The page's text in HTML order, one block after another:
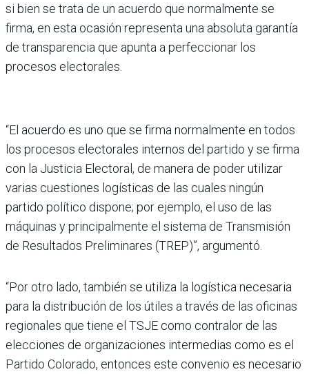
si bien se trata de un acuerdo que normalmente se
firma, en esta ocasión representa una absoluta garantía
de transparencia que apunta a perfeccionar los
procesos electorales.
“El acuerdo es uno que se firma normalmente en todos
los procesos electorales internos del partido y se firma
con la Justicia Electoral, de manera de poder utilizar
varias cuestiones logísticas de las cuales ningún
partido político dispone; por ejemplo, el uso de las
máquinas y principalmente el sistema de Transmisión
de Resultados Preliminares (TREP)”, argumentó.
“Por otro lado, también se utiliza la logística necesaria
para la distribución de los útiles a través de las oficinas
regionales que tiene el TSJE como contralor de las
elecciones de organizaciones intermedias como es el
Partido Colorado, entonces este convenio es necesario